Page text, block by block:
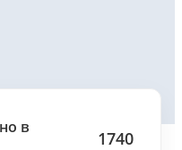
в
1740